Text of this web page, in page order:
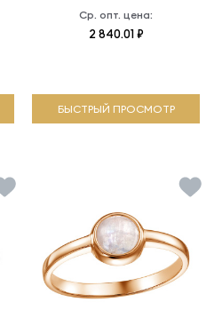
Ср. опт. цена:
2 840.01 ₽
БЫСТРЫЙ ПРОСМОТР